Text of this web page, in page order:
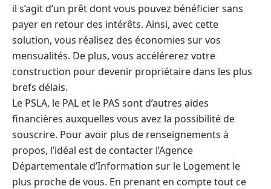
il s’agit d’un prêt dont vous pouvez bénéficier sans
payer en retour des intérêts. Ainsi, avec cette
solution, vous réalisez des économies sur vos
mensualités. De plus, vous accélérerez votre
construction pour devenir propriétaire dans les plus
brefs délais.
Le PSLA, le PAL et le PAS sont d’autres aides
financières auxquelles vous avez la possibilité de
souscrire. Pour avoir plus de renseignements à
propos, l’idéal est de contacter l’Agence
Départementale d’Information sur le Logement le
plus proche de vous. En prenant en compte tout ce